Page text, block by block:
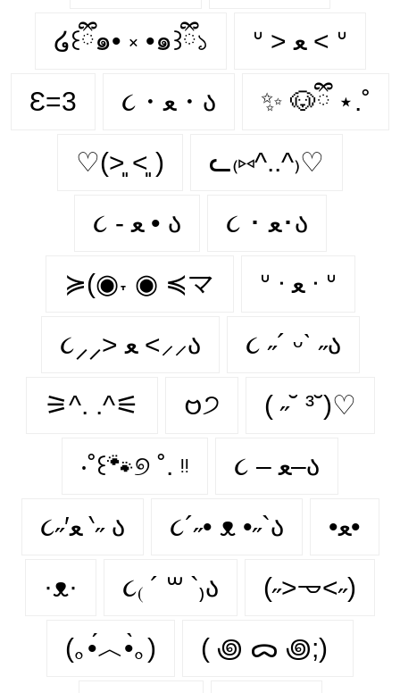
໒꒰ྀི๑• ༝ •๑꒱ྀི১ ᐡ > ﻌ < ᐡ
Ɛ=3 ૮・ﻌ・ა ✨ 🐶ྀི ⋆.˚
♡(˃͈ ˂͈ ) ᓚ₍⑅^..^₎♡
૮ - ﻌ • ა⁩ ૮ ･ ﻌ･ა
≽(◉˕ ◉ ≼マ ᐡ ᐧ ﻌ ᐧ ᐡ
૮⸝⸝> ﻌ <⸝⸝ა ૮ ˶´ ᵕˋ ˶ა
⚞^. .^⚟ 𑄝੭ ( ˶˘ ³˘)♡
‧˚꒰🐾୭ ˚. ᵎᵎ ૮ – ﻌ–ა
૮˶′ﻌ ‵˶ ა ૮´˶• ᴥ •˶`ა •ﻌ•
·ᴥ· ૮₍ ´ ꒳ `₎ა (˶˃𐃷˂˶)
(｡•́︿•̀｡) ( ꩜ ᯅ ꩜;)⁭ ⁭